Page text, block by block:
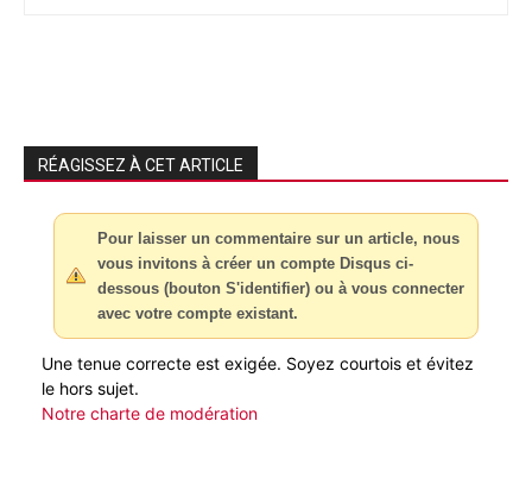
RÉAGISSEZ À CET ARTICLE
Pour laisser un commentaire sur un article, nous
vous invitons à créer un compte Disqus ci-
dessous (bouton S'identifier) ou à vous connecter
avec votre compte existant.
Une tenue correcte est exigée. Soyez courtois et évitez
le hors sujet.
Notre charte de modération